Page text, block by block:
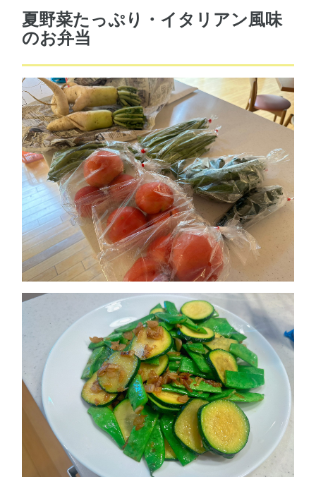
夏野菜たっぷり・イタリアン風味
のお弁当